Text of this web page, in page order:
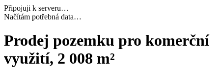
Připojuji k serveru…
Dokončuji inicializaci…
Prodej pozemku pro komerční
využití, 2 008 m²